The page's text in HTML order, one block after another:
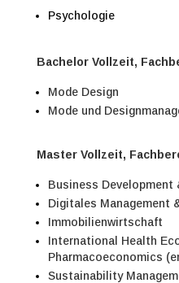
Psychologie
Bachelor Vollzeit,
Mode Design
Mode und
Master Vollzeit,
Business
Digitales Management
Immobilienwirtschaft
International Health
Pharmacoeconomics
Sustainability